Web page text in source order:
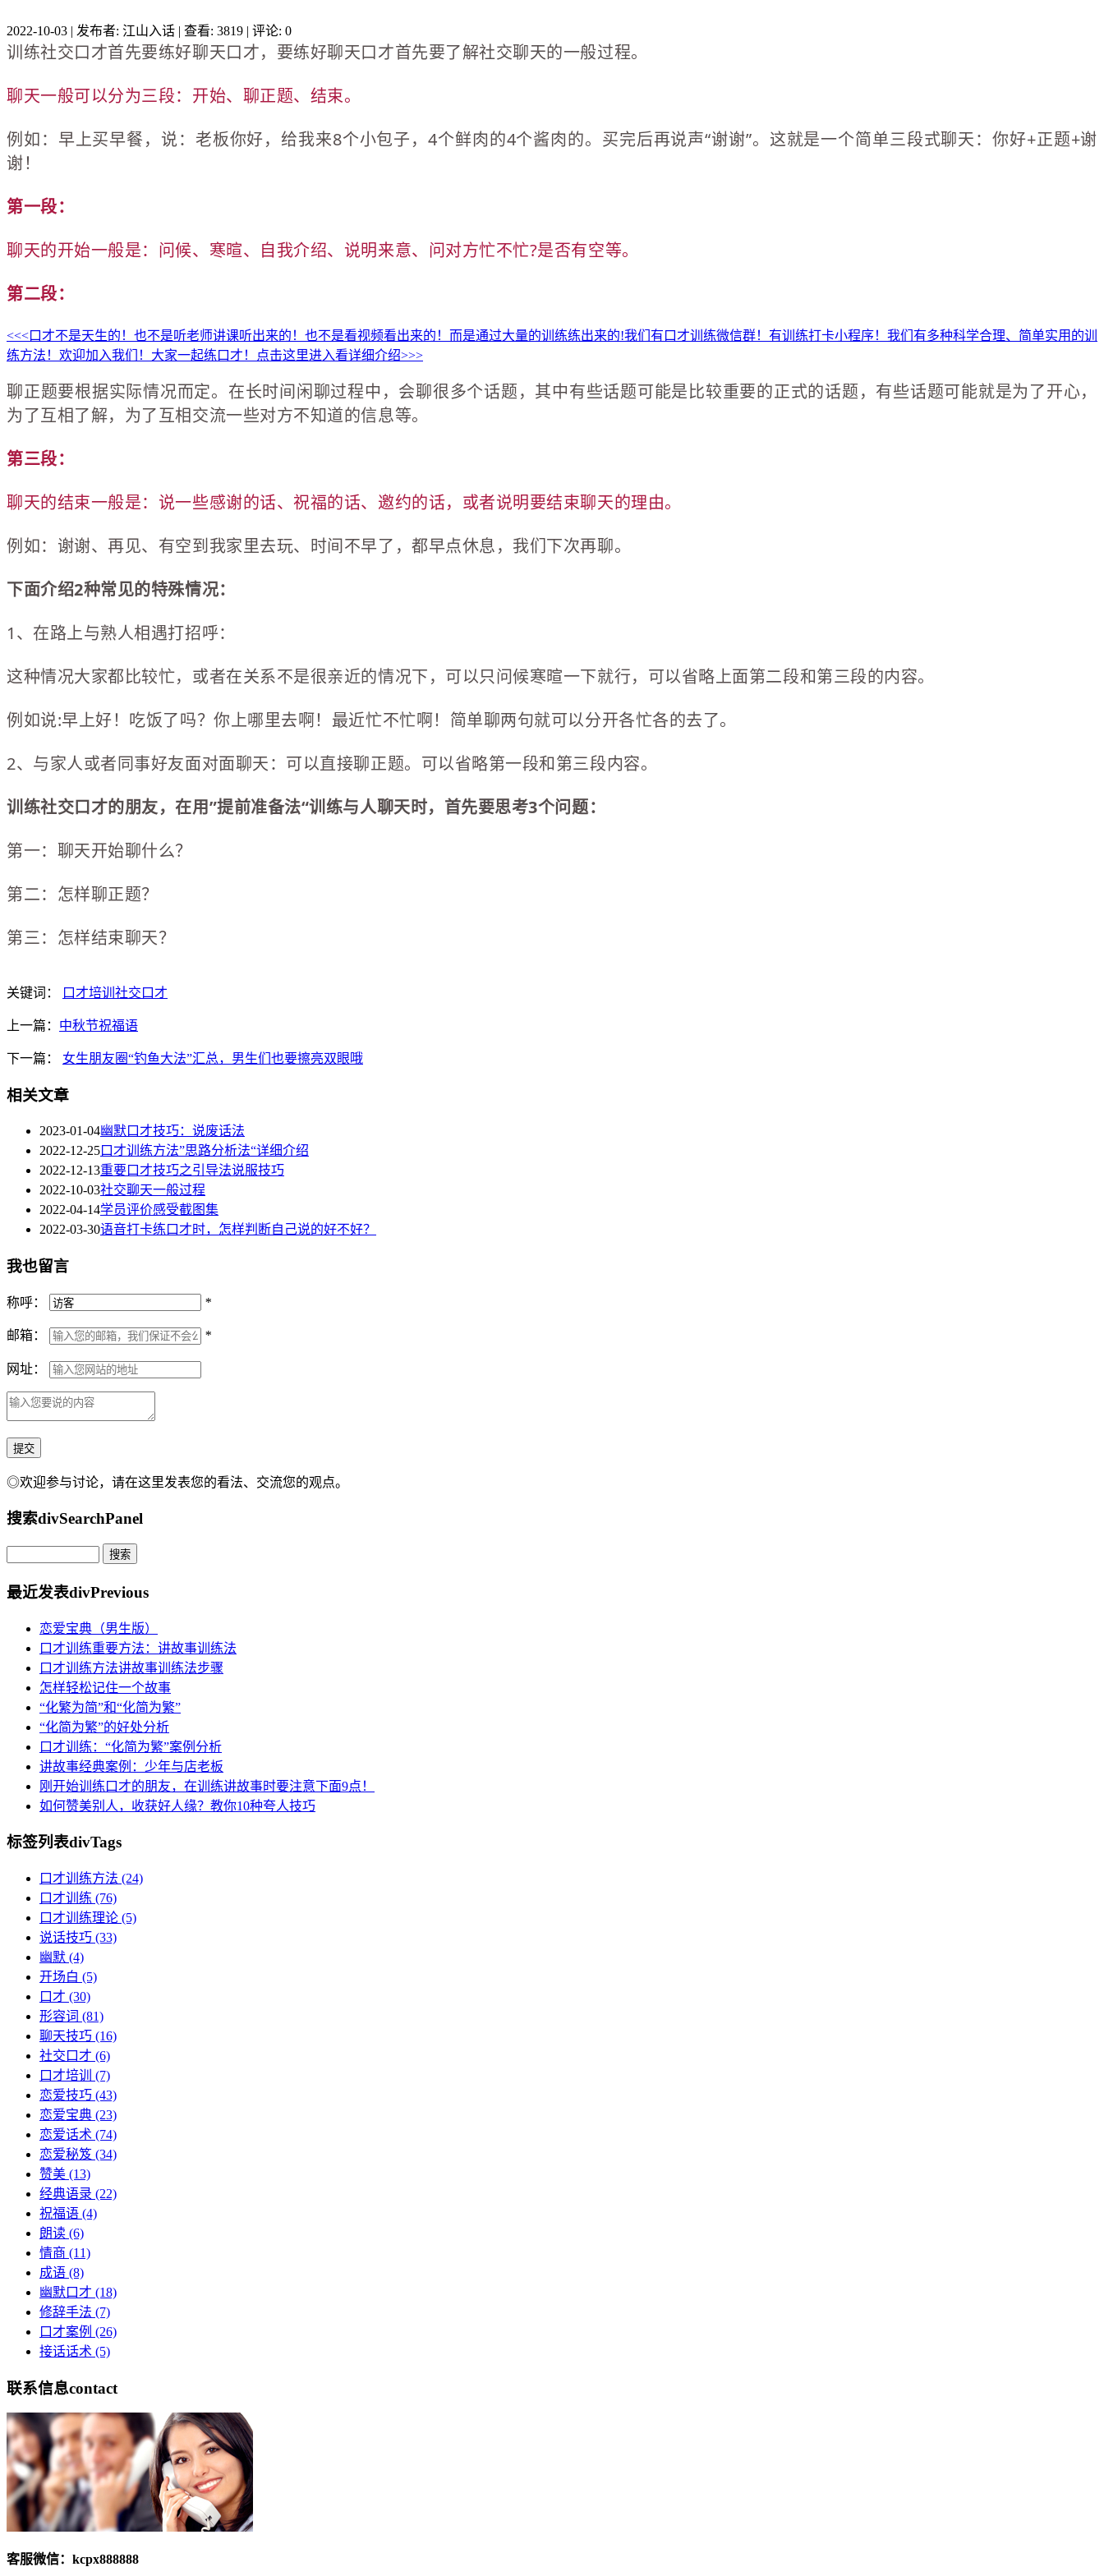
2022-10-03 | 发布者: 江山入话 | 查看: 3819 | 评论: 0
训练社交口才首先要练好聊天口才，要练好聊天口才首先要了解社交聊天的一般过程。
聊天一般可以分为三段：开始、聊正题、结束。
例如：早上买早餐，说：老板你好，给我来8个小包子，4个鲜肉的4个酱肉的。买完后再说声“谢谢”。这就是一个简单三段式聊天：你好+正题+谢
谢！
第一段：
聊天的开始一般是：问候、寒暄、自我介绍、说明来意、问对方忙不忙?是否有空等。
第二段：
<<<口才不是天生的！也不是听老师讲课听出来的！也不是看视频看出来的！而是通过大量的训练练出来的!我们有口才训练微信群！有训练打卡小程序！我们有多种科学合理、简单实用的训
练方法！欢迎加入我们！大家一起练口才！点击这里进入看详细介绍>>>
聊正题要根据实际情况而定。在长时间闲聊过程中，会聊很多个话题，其中有些话题可能是比较重要的正式的话题，有些话题可能就是为了开心，
为了互相了解，为了互相交流一些对方不知道的信息等。
第三段：
聊天的结束一般是：说一些感谢的话、祝福的话、邀约的话，或者说明要结束聊天的理由。
例如：谢谢、再见、有空到我家里去玩、时间不早了，都早点休息，我们下次再聊。
下面介绍2种常见的特殊情况：
1、在路上与熟人相遇打招呼：
这种情况大家都比较忙，或者在关系不是很亲近的情况下，可以只问候寒暄一下就行，可以省略上面第二段和第三段的内容。
例如说:早上好！吃饭了吗？你上哪里去啊！最近忙不忙啊！简单聊两句就可以分开各忙各的去了。
2、与家人或者同事好友面对面聊天：可以直接聊正题。可以省略第一段和第三段内容。
训练社交口才的朋友，在用”提前准备法“训练与人聊天时，首先要思考3个问题：
第一：聊天开始聊什么？
第二：怎样聊正题？
第三：怎样结束聊天？
关键词： 口才培训 社交口才
上一篇： 中秋节祝福语
下一篇： 女生朋友圈“钓鱼大法”汇总，男生们也要擦亮双眼哦
相关文章
2023-01-04幽默口才技巧：说废话法
2022-12-25口才训练方法”思路分析法“详细介绍
2022-12-13重要口才技巧之引导法说服技巧
2022-10-03社交聊天一般过程
2022-04-14学员评价感受截图集
2022-03-30语音打卡练口才时，怎样判断自己说的好不好？
我也留言
称呼： *
邮箱： *
网址：
◎欢迎参与讨论，请在这里发表您的看法、交流您的观点。
搜索divSearchPanel
最近发表divPrevious
恋爱宝典（男生版）
口才训练重要方法：讲故事训练法
口才训练方法讲故事训练法步骤
怎样轻松记住一个故事
“化繁为简”和“化简为繁”
“化简为繁”的好处分析
口才训练：“化简为繁”案例分析
讲故事经典案例：少年与店老板
刚开始训练口才的朋友，在训练讲故事时要注意下面9点！
如何赞美别人，收获好人缘？教你10种夸人技巧
标签列表divTags
口才训练方法 (24)
口才训练 (76)
口才训练理论 (5)
说话技巧 (33)
幽默 (4)
开场白 (5)
口才 (30)
形容词 (81)
聊天技巧 (16)
社交口才 (6)
口才培训
(7)
恋爱技巧 (43)
恋爱宝典 (23)
恋爱话术 (74)
恋爱秘笈 (34)
赞美 (13)
经典语录 (22)
祝福语 (4)
朗读 (6)
情商 (11)
成语 (8)
幽默口才 (18)
修辞手法 (7)
口才案例 (26)
接话话术 (5)
联系信息contact
客服微信：kcpx888888